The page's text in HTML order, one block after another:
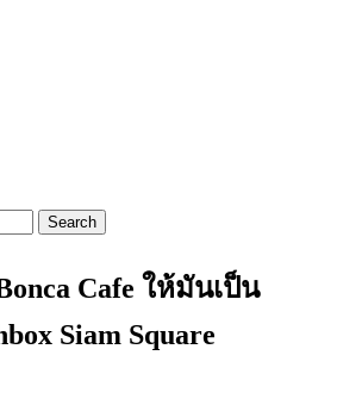
Search
Cafe ให้มันเป็น
Siam Square